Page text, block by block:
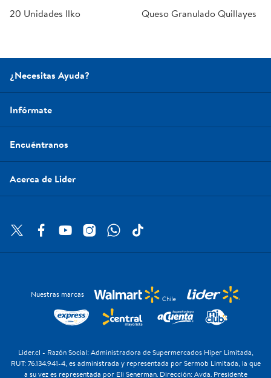
20 Unidades Ilko
Queso Granulado Quillayes
¿Necesitas Ayuda?
Infórmate
Encuéntranos
Acerca de Lider
Nuestras marcas
Lider.cl - Razón Social: Administradora de Supermercados Hiper Limitada,
RUT: 76.134.941-4, es administrada y representada por Sermob Limitada, la que
a su vez es representada por Eli Senerman. Dirección: Avda. Presidente